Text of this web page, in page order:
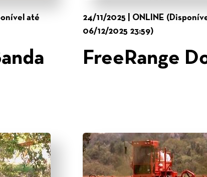
até
24/11/2025 | ONLINE
06/12/2025 23:59)
FreeRange